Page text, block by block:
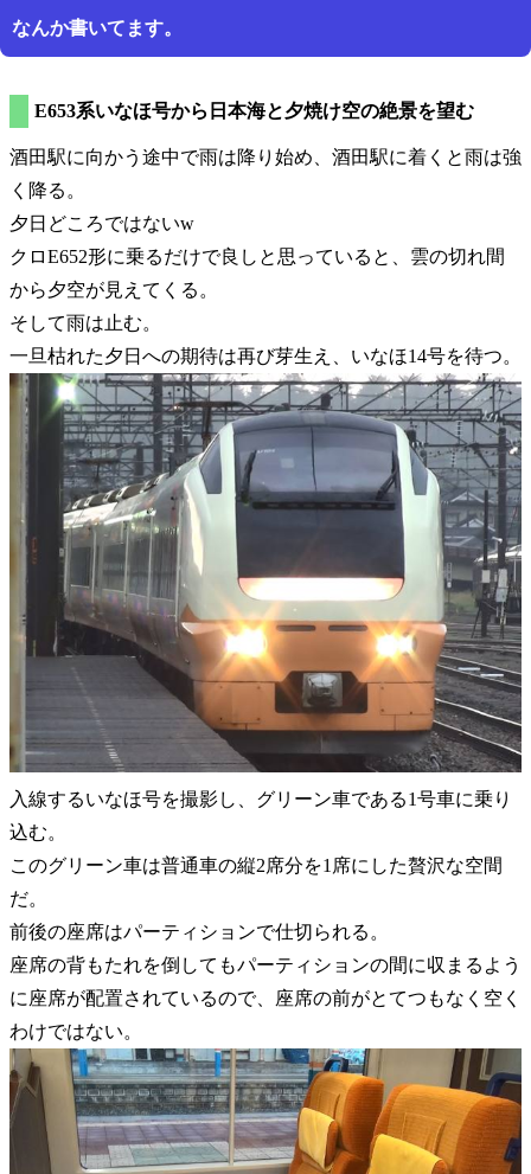
なんか書いてます。
E653系いなほ号から日本海と夕焼け空の絶景を望む
酒田駅に向かう途中で雨は降り始め、酒田駅に着くと雨は強
く降る。
夕日どころではないw
クロE652形に乗るだけで良しと思っていると、雲の切れ間
から夕空が見えてくる。
そして雨は止む。
一旦枯れた夕日への期待は再び芽生え、いなほ14号を待つ。
入線するいなほ号を撮影し、グリーン車である1号車に乗り
込む。
このグリーン車は普通車の縦2席分を1席にした贅沢な空間
だ。
前後の座席はパーティションで仕切られる。
座席の背もたれを倒してもパーティションの間に収まるよう
に座席が配置されているので、座席の前がとてつもなく空く
わけではない。